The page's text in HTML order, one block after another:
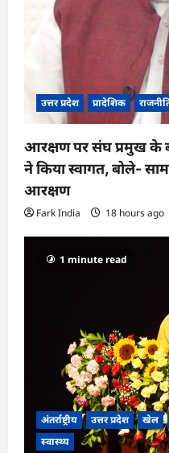
उत्तर प्रदेश प्रादेशिक
आरक्षण पर संघ प्रमुख के
ने किया स्वागत, बोले-
आरक्षण
Fark India 18 hours ago
1 minute read
अंतर्राष्ट्रीय उत्तर प्रदेश खेल
स्वास्थ्य